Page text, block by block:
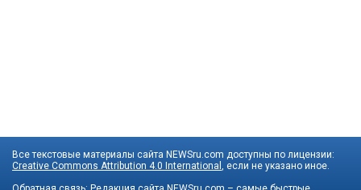
Все текстовые материалы сайта NEWSru.com доступны по лицензии:
Creative Commons Attribution 4.0 International , если не указано иное.